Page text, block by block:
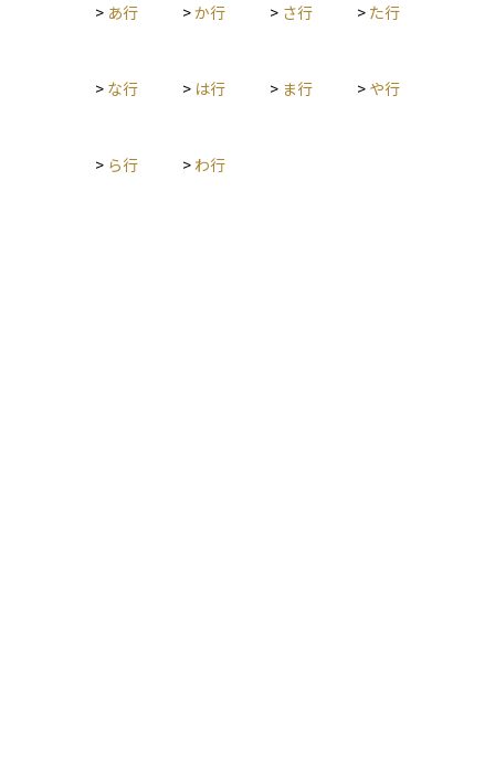
の安心につなげることができます。たとえば、子どもの教育資
のライフイベントに合わせて計画的に資産を増やすことが、将
> あ行 >か行 > さ行 > た行
> な行 > は行 > ま行 > や行
> ら行 > わ行